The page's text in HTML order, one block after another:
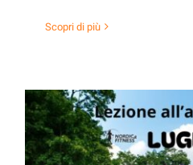
Scopri di più